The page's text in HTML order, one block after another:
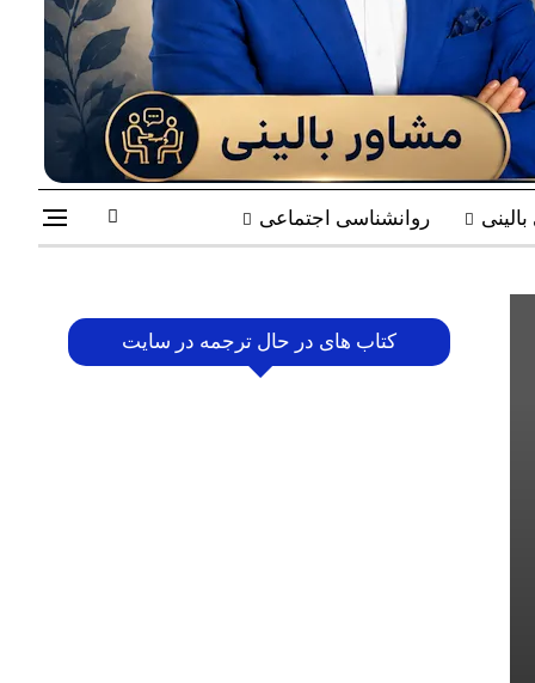
روانشناسی اجتماعی
کتاب های در حال ترجمه در سایت